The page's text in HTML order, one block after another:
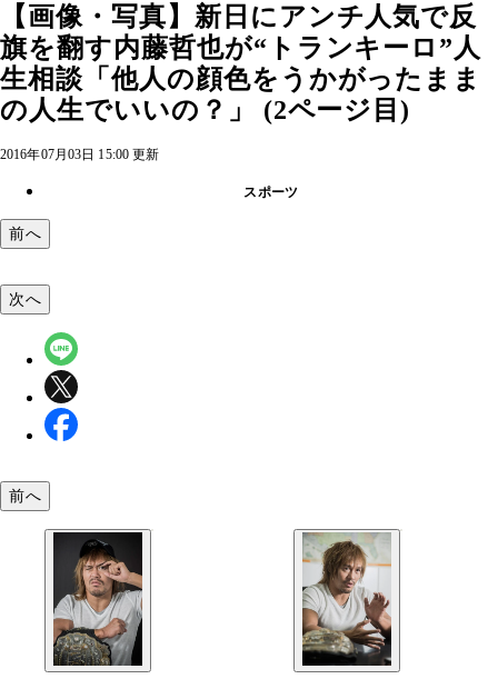
【画像・写真】新日にアンチ人気で反
旗を翻す内藤哲也が“トランキーロ”人
生相談「他人の顔色をうかがったまま
の人生でいいの？」 (2ページ目)
2016年07月03日 15:00 更新
スポーツ
前へ
次へ
前へ